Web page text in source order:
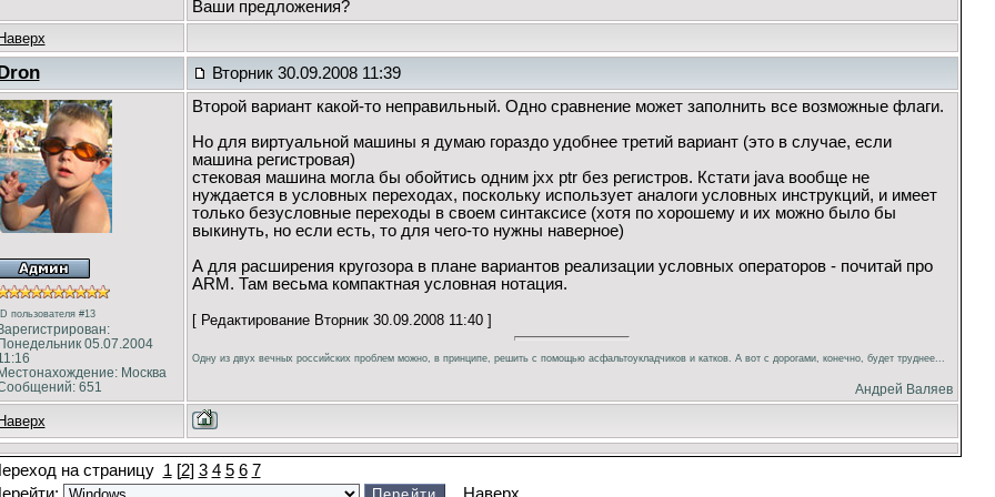
Ваши предложения?
Вторник 30.09.2008 11:39
пользователя #13
05.07.2004
Москва
651
Второй вариант какой-то неправильный. Одно сравнение может заполнить все возможные флаги.
Но для виртуальной машины я думаю гораздо удобнее третий вариант (это в случае, если
машина регистровая)
стековая машина могла бы обойтись одним jxx ptr без регистров. Кстати java вообще не
нуждается в условных переходах, поскольку использует аналоги условных инструкций, и имеет
только безусловные переходы в своем синтаксисе (хотя по хорошему и их можно было бы
выкинуть, но если есть, то для чего-то нужны наверное)
А для расширения кругозора в плане вариантов реализации условных операторов - почитай про
ARM. Там весьма компактная условная нотация.
[ Редактирование Вторник 30.09.2008 11:40 ]
Одну из двух вечных российских проблем можно, в принципе, решить с помощью асфальтоукладчиков и катков. А вот с дорогами, конечно, будет труднее...
Андрей Валяев
на страницу 1 [2] 3 4 5 6 7